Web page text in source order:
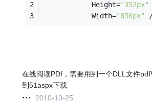
            Height=
"352px"
            Width=
"856px"
在线阅读PDf，需要用到一个DLL文件
到51aspx下载
2010-10-25